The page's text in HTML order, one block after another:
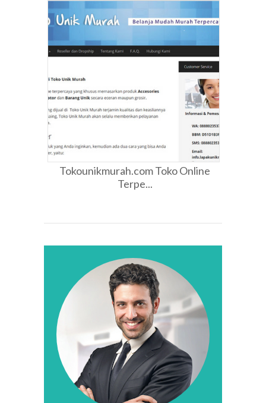
Tokounikmurah.com Toko Online
Terpe...